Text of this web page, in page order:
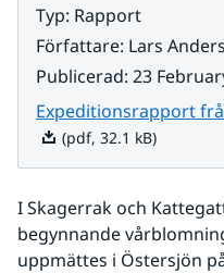
Typ: Rapport
Författare: Lars
Publicerad: 23
Expeditionsrapport
(pdf, 32.1 kB)
I Skagerrak och
begynnande
uppmättes i Östersjön